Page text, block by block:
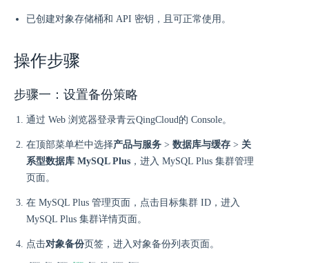
已创建对象存储桶和 API 密钥，且可正常使用。
操作步骤
步骤一：设置备份策略
通过 Web 浏览器登录青云QingCloud的 Console。
在顶部菜单栏中选择产品与服务 > 数据库与缓存 > 关
系型数据库 MySQL Plus ，进入 MySQL Plus 集群管理
页面。
在 MySQL Plus 管理页面，点击目标集群 ID，进入
MySQL Plus 集群详情页面。
点击对象备份页签，进入对象备份列表页面。